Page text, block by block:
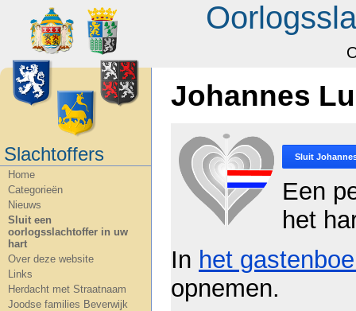
Slachtoffers
Home
Categorieën
Nieuws
Sluit een
oorlogsslachtoffer in uw
hart
Over deze website
Links
Herdacht met Straatnaam
Joodse families Beverwijk
Johannes
Sluit
Een
het
In het
opnemen.